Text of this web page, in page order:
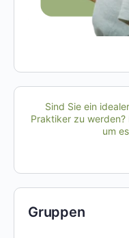
Sind Sie ein
Praktiker zu werden?
um
Gruppen